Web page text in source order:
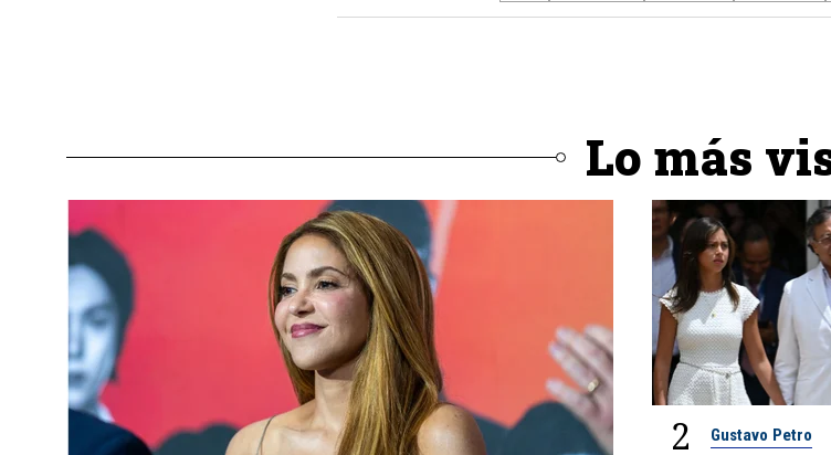
Lo más
2 Gustavo Petro